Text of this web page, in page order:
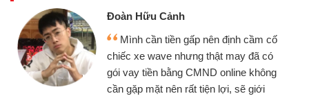
Đoàn Hữu Cảnh
Mình cần tiền gấp nên định cầm cố
chiếc xe wave nhưng thật may đã có
gói vay tiền bằng CMND online không
cần gặp mặt nên rất tiện lợi, sẽ giới